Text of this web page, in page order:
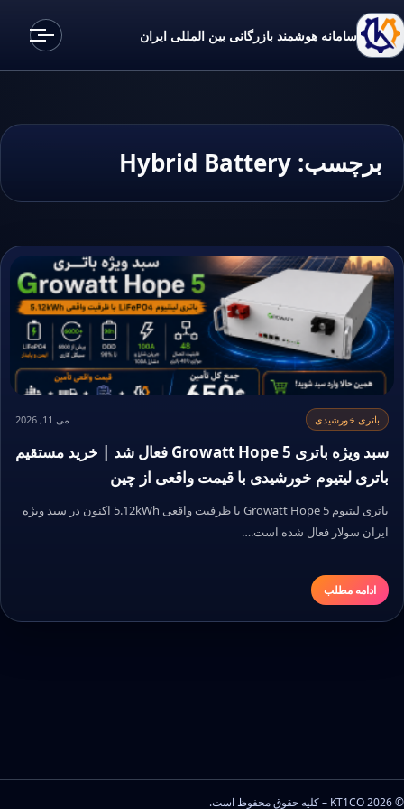
سامانه هوشمند بازرگانی بین المللی ایران
برچسب: Hybrid Battery
باتری خورشیدی می 11, 2026
سبد ویژه باتری Growatt Hope 5 فعال شد | خرید مستقیم
باتری لیتیوم خورشیدی با قیمت واقعی از چین
باتری لیتیوم Growatt Hope 5 با ظرفیت واقعی 5.12kWh اکنون در سبد ویژه
ایران سولار فعال شده است.…
ادامه مطلب
© 2026 KT1CO – کلیه حقوق محفوظ است.